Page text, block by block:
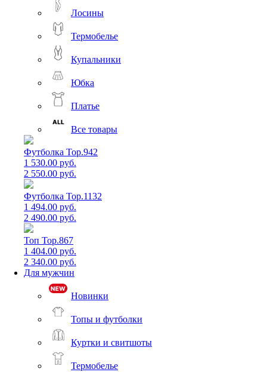
Лосины
Термобелье
Купальники
Юбка
Платье
Все товары
Футболка Top.942
1 530.00 руб.
2 550.00 руб.
Футболка Top.1132
1 494.00 руб.
2 490.00 руб.
Топ Top.867
1 404.00 руб.
2 340.00 руб.
Для мужчин
Новинки
Топы и футболки
Куртки и свитшоты
Термобелье